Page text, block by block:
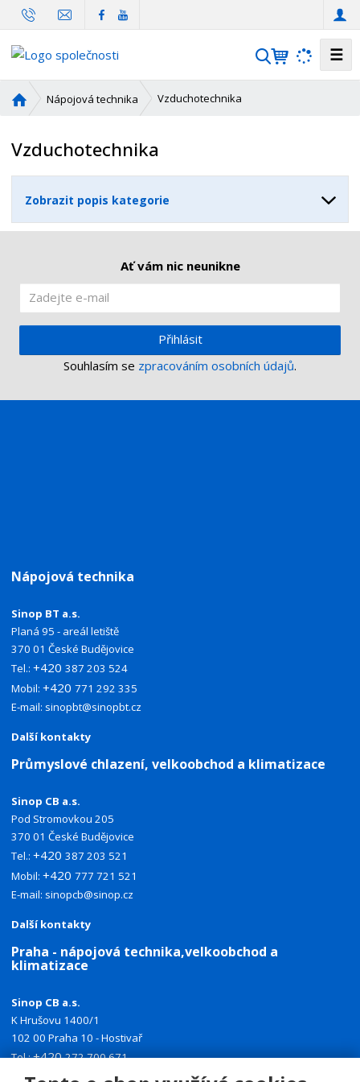
V
a
☰
v
d
s
t
a
Nápojová technika Vzduchotechnika
Vzduchotechnika
Zobrazit popis kategorie
Ať vám nic neunikne
Přihlásit
Souhlasím se zpracováním osobních údajů.
Nápojová technika
Sinop BT a.s.
Planá 95 - areál letiště
370 01 České Budějovice
Tel.:+420387 203 524
Mobil:+420771 292 335
E-mail: sinopbt@sinopbt.cz
Další kontakty
Průmyslové chlazení, velkoobchod a klimatizace
Sinop CB a.s.
Pod Stromovkou 205
370 01 České Budějovice
Tel.:+420387 203 521
Mobil:+420777 721 521
E-mail: sinopcb@sinop.cz
Další kontakty
Praha - nápojová technika,velkoobchod a
klimatizace
Sinop CB a.s.
K Hrušovu 1400/1
102 00 Praha 10 - Hostivař
Tel.:+420272 700 671
Mobil:+420774 335 918